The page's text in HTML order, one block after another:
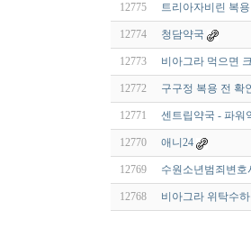
12775 트리아자비린 복
12774 청담약국
12773 비아그라 먹으면
12772 구구정 복용 전 확
12771 센트립약국 - 파워
12770 애니24
12769 수원소년범죄변호
12768 비아그라 위탁수